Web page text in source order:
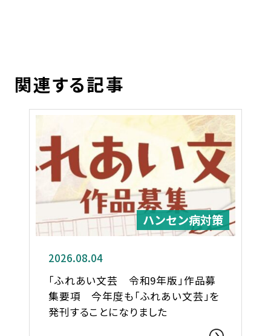
関連する記事
ハンセン病対策
2026.08.04
「ふれあい文芸 令和9年版」作品募
集要項 今年度も「ふれあい文芸」を
発刊することになりました